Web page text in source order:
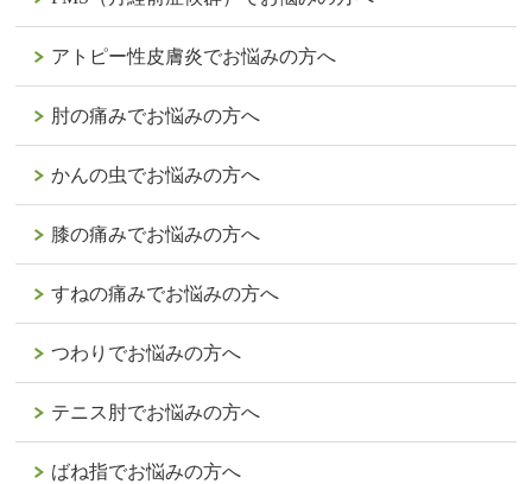
アトピー性皮膚炎でお悩みの方へ
肘の痛みでお悩みの方へ
かんの虫でお悩みの方へ
膝の痛みでお悩みの方へ
すねの痛みでお悩みの方へ
つわりでお悩みの方へ
テニス肘でお悩みの方へ
ばね指でお悩みの方へ